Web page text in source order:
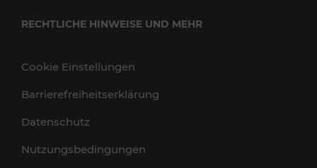
RECHTLICHE HINWEISE UND MEHR
Cookie Einstellungen
Barrierefreiheitserklärung
Datenschutz
Nutzungsbedingungen